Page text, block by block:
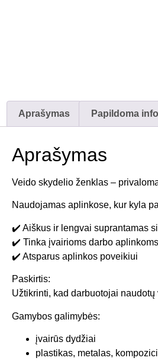
Aprašymas Papildoma
Aprašymas
Veido skydelio ženklas –
Naudojamas aplinkose, kur kyla
✔️ Aiškus ir lengvai suprantamas
✔️ Tinka įvairioms darbo aplinkoms
✔️ Atsparus aplinkos poveikiui
Paskirtis:
Užtikrinti, kad darbuotojai naudotų
Gamybos galimybės:
įvairūs dydžiai
plastikas, metalas,